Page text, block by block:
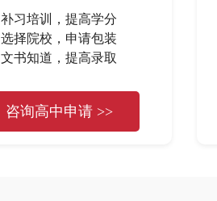
补习培训，提高学分
选择院校，申请包装
文书知道，提高录取
咨询高中申请 >>